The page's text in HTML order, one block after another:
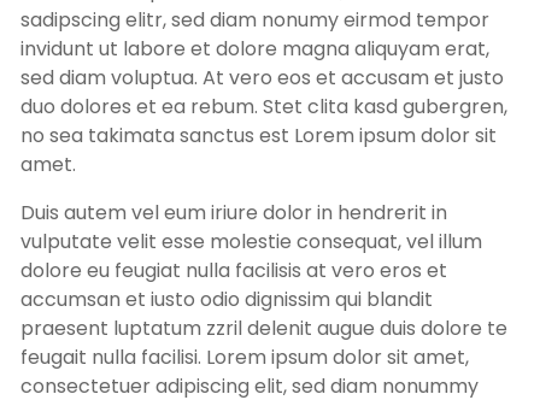
sadipscing elitr, sed diam nonumy eirmod tempor
invidunt ut labore et dolore magna aliquyam erat,
sed diam voluptua. At vero eos et accusam et justo
duo dolores et ea rebum. Stet clita kasd gubergren,
no sea takimata sanctus est Lorem ipsum dolor sit
amet.
Duis autem vel eum iriure dolor in hendrerit in
vulputate velit esse molestie consequat, vel illum
dolore eu feugiat nulla facilisis at vero eros et
accumsan et iusto odio dignissim qui blandit
praesent luptatum zzril delenit augue duis dolore te
feugait nulla facilisi. Lorem ipsum dolor sit amet,
consectetuer adipiscing elit, sed diam nonummy